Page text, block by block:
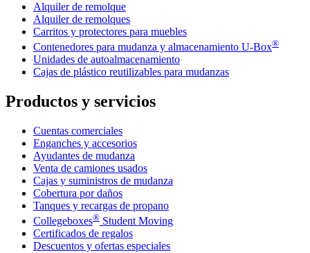
Alquiler de remolque
Alquiler de remolques
Carritos y protectores para muebles
Contenedores para mudanza y almacenamiento U-Box®
Unidades de autoalmacenamiento
Cajas de plástico reutilizables para mudanzas
Productos y servicios
Cuentas comerciales
Enganches y accesorios
Ayudantes de mudanza
Venta de camiones usados
Cajas y suministros de mudanza
Cobertura por daños
Tanques y recargas de propano
Collegeboxes® Student Moving
Certificados de regalos
Descuentos y ofertas especiales